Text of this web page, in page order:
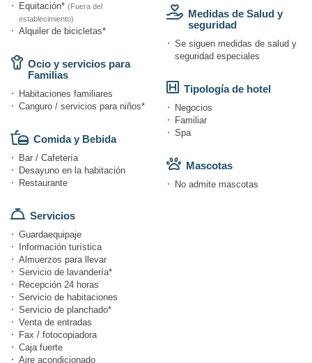
Equitación* (Fuera del
establecimiento)
Alquiler de bicicletas*
Ocio y servicios para
Familias
Habitaciones familiares
Canguro / servicios para niños*
Comida y Bebida
Bar / Cafetería
Desayuno en la habitación
Restaurante
Servicios
Guardaequipaje
Información turística
Almuerzos para llevar
Servicio de lavandería*
Recepción 24 horas
Servicio de habitaciones
Servicio de planchado*
Venta de entradas
Fax / fotocopiadora
Caja fuerte
Aire acondicionado
Medidas de Salud y
seguridad
Se siguen medidas de salud y
seguridad especiales
Tipología de hotel
Negocios
Familiar
Spa
Mascotas
No admite mascotas